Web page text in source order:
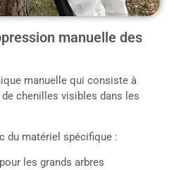
manuelle des
manuelle qui consiste à
chenilles visibles dans les
du matériel spécifique :
les grands arbres